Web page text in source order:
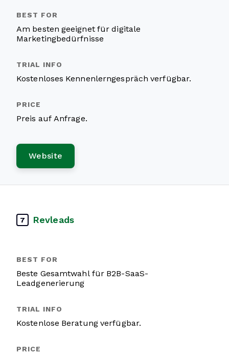
Am besten geeignet für digitale
Marketingbedürfnisse
Kostenloses Kennenlerngespräch verfügbar.
Preis auf Anfrage.
Website
7 Revleads
Beste Gesamtwahl für B2B-SaaS-
Leadgenerierung
Kostenlose Beratung verfügbar.